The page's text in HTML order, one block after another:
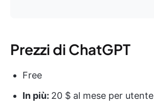
Prezzi di ChatGPT
Free
In più: 20 $ al mese per utente